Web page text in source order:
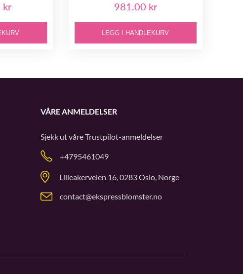
kr 981.00 kr
LEGG I HANDLEKURV
VÅRE ANMELDELSER
Sjekk ut våreTrustpilot-anmeldelser
+4795461049
Lilleakerveien 16, 0283 Oslo, Norge
contact@ekspressblomster.no